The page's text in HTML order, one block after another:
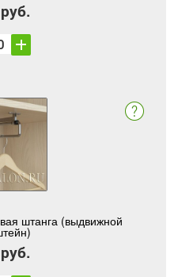
штанга (выдвижной